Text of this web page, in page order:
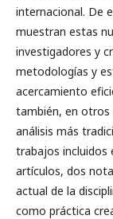
internacional. De
muestran estas
investigadores y
metodologías y
acercamiento
también, en otros
análisis más
trabajos incluidos
artículos, dos
actual de la
como práctica